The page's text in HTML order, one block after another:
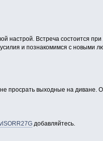
настрой. Встреча состоится
и познакомимся с новыми
просрать выходные на диване.
добавляйтесь.